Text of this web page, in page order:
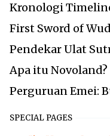
Kronologi
First Sword of
Pendekar Ulat
Apa itu Novoland?
Perguruan Emei:
SPECIAL PAGES